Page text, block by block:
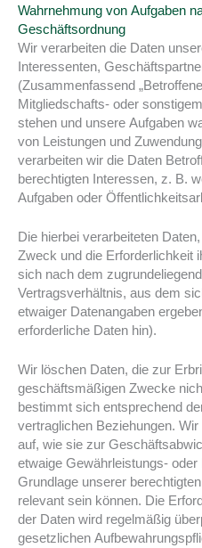
Wahrnehmung von Aufgaben
Geschäftsordnung
Wir verarbeiten die Daten
Interessenten,
(Zusammenfassend
Mitgliedschafts- oder
stehen und unsere Aufgaben
von Leistungen und
verarbeiten wir die Daten
berechtigten Interessen, z. B.
Aufgaben oder
Die hierbei verarbeiteten
Zweck und die Erforderlichkeit
sich nach dem
Vertragsverhältnis, aus dem
etwaiger Datenangaben
erforderliche Daten hin).
Wir löschen Daten, die zur
geschäftsmäßigen Zwecke
bestimmt sich entsprechend
vertraglichen Beziehungen.
auf, wie sie zur
etwaige Gewährleistungs-
Grundlage unserer
relevant sein können. Die
der Daten wird regelmäßig
gesetzlichen